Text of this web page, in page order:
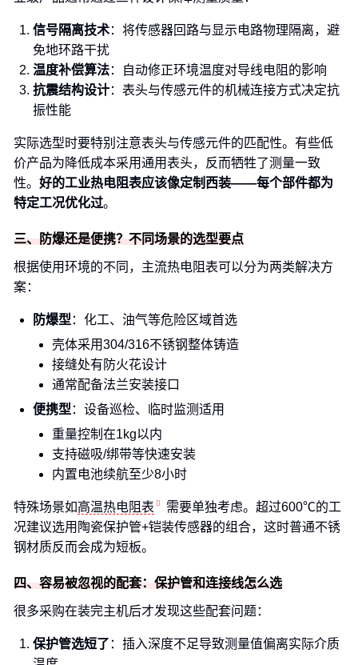
信号隔离技术：将传感器回路与显示电路物理隔离，避
免地环路干扰
温度补偿算法：自动修正环境温度对导线电阻的影响
抗震结构设计：表头与传感元件的机械连接方式决定抗
振性能
实际选型时要特别注意表头与传感元件的匹配性。有些低
价产品为降低成本采用通用表头，反而牺牲了测量一致
性。 好的工业热电阻表应该像定制西装——每个部件都为
特定工况优化过。
三、防爆还是便携？不同场景的选型要点
根据使用环境的不同，主流热电阻表可以分为两类解决方
案：
防爆型 ：化工、油气等危险区域首选
壳体采用304/316不锈钢整体铸造
接缝处有防火花设计
通常配备法兰安装接口
便携型 ：设备巡检、临时监测适用
重量控制在1kg以内
支持磁吸/绑带等快速安装
内置电池续航至少8小时
特殊场景如高温热电阻表
需要单独考虑。超过600℃的工
况建议选用陶瓷保护管+铠装传感器的组合，这时普通不锈
钢材质反而会成为短板。
四、容易被忽视的配套：保护管和连接线怎么选
很多采购在装完主机后才发现这些配套问题：
保护管选短了 ：插入深度不足导致测量值偏离实际介质